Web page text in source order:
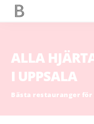
ALLA
I UPPSALA
Bästa restauranger